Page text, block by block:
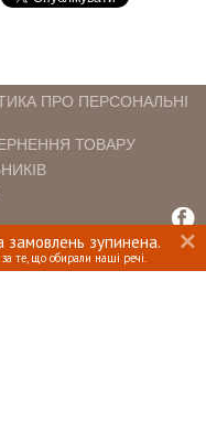
зупинена.
те, що обирали наші речі.
ПРО ПЕРСОНАЛЬНІ
ТОВАРУ
ЗАХИЩЕНІ.